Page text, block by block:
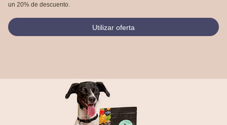
un 20% de descuento.
Utilizar oferta